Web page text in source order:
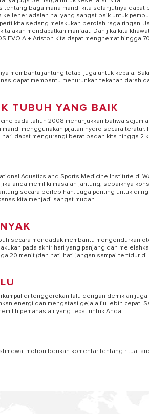
PEMANAS AIR LISTRIK
bagaimana mandi kita selanjutnya dapat
leher adalah hal yang sangat baik untuk
kita sedang melakukan berolah raga ringan.
akan mendapatkan manfaat. Dan jika kita
EVO A + Ariston kita dapat menghemat hingga
membantu jantung tetapi juga untuk kepala.
dapat membantu menurunkan tekanan darah
TUBUH YANG BAIK
pada tahun 2008 menunjukkan bahwa
menggunakan pijatan hydro secara teratur.
dapat mengurangi berat badan kita hingga 2
Aquatics and Sports Medicine Institute di
anda memiliki masalah jantung, sebaiknya
secara berlebihan. Juga penting untuk
kita menjadi sangat mudah.
secara mendadak membantu mengendurkan
pada akhir hari yang panjang dan
20 menit (dan hati-hati jangan sampai tertidur di
di tenggorokan lalu dengan demikian
energi dan mengatasi gejala flu lebih cepat.
pemanas air yang tepat untuk Anda.
mohon berikan komentar tentang ritual